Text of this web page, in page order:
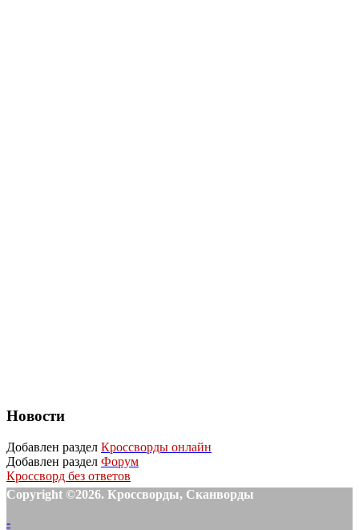
Новости
Добавлен раздел Кроссворды онлайн
Добавлен раздел Форум
Кроссворд без ответов
Copyright ©2026. Кроссворды, Сканворды
-